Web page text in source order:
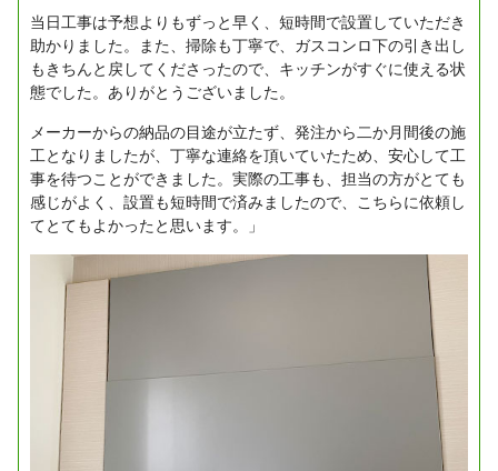
当日工事は予想よりもずっと早く、短時間で設置していただき
助かりました。また、掃除も丁寧で、ガスコンロ下の引き出し
もきちんと戻してくださったので、キッチンがすぐに使える状
態でした。ありがとうございました。
メーカーからの納品の目途が立たず、発注から二か月間後の施
工となりましたが、丁寧な連絡を頂いていたため、安心して工
事を待つことができました。実際の工事も、担当の方がとても
感じがよく、設置も短時間で済みましたので、こちらに依頼し
てとてもよかったと思います。」